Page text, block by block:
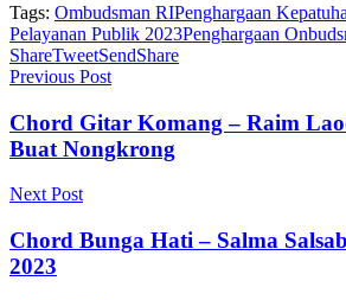
Tags: Ombudsman RIPenghargaan
Pelayanan Publik 2023Penghargaan
ShareTweetSendShare
Previous Post
Chord Gitar Komang – Raim
Buat Nongkrong
Next Post
Chord Bunga Hati – Salma
2023